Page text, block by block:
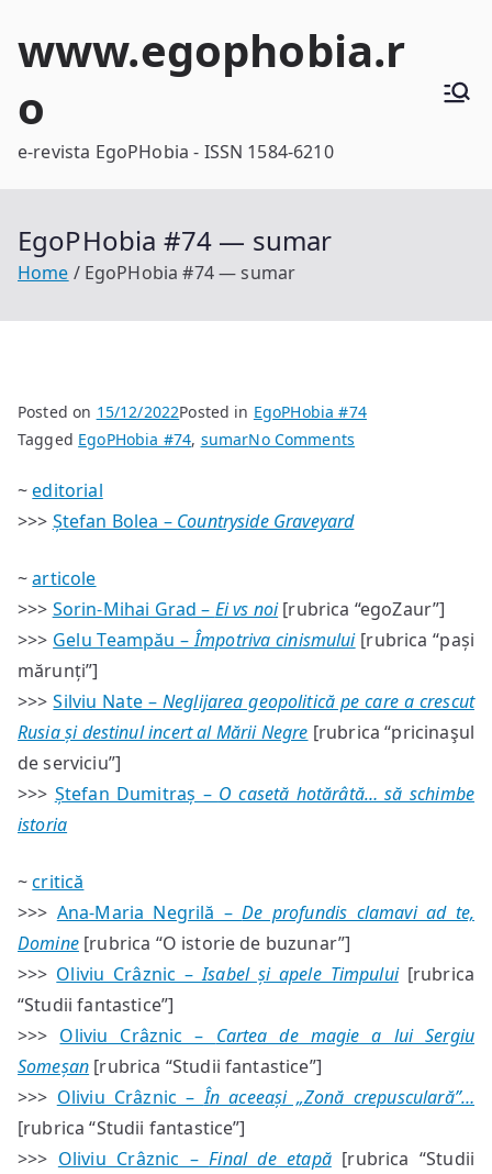
www.egophobia.r
o
e-revista EgoPHobia - ISSN 1584-6210
EgoPHobia #74 — sumar
Home EgoPHobia #74 — sumar
Posted on 15/12/2022Posted in EgoPHobia #74
Tagged EgoPHobia #74, sumarNo Comments
—
~editorial
>>> Ștefan Bolea – Countryside Graveyard
~articole
>>> Sorin-Mihai Grad – Ei vs noi[rubrica “egoZaur”]
>>> Gelu Teampău –Împotriva cinismului[rubrica “pași
mărunți”]
>>>Silviu Nate – Neglijarea geopolitică pe care a crescut
Rusia și destinul incert al Mării Negre [rubrica “pricinaşul
de serviciu”]
>>> Ștefan Dumitraș – O casetă hotărâtă… să schimbe
istoria
~critică
>>> Ana-Maria Negrilă –De profundis clamavi ad te,
Domine[rubrica “O istorie de buzunar”]
>>> Oliviu Crâznic –Isabel și apele Timpului[rubrica
“Studii fantastice”]
>>> Oliviu Crâznic – Cartea de magie a lui Sergiu
Someșan [rubrica “Studii fantastice”]
>>> Oliviu Crâznic –În aceeași „Zonă crepusculară”…
[rubrica “Studii fantastice”]
>>> Oliviu Crâznic –Final de etapă[rubrica “Studii